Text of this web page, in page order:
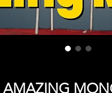
AMAZING